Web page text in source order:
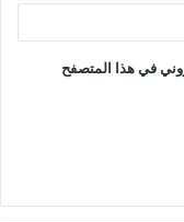
في هذا المتصفح